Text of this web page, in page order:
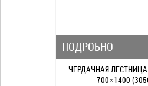
ПОДРОБНО
ЧЕРДАЧНАЯ ЛЕСТНИЦА
700×1400